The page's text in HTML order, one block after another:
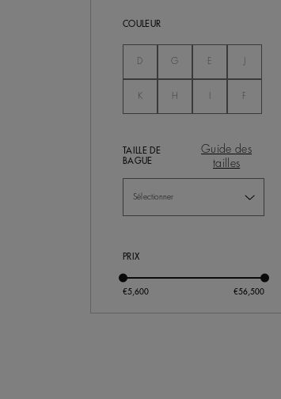
COULEUR
DNon Séléctionné
GNon Séléctionné
E
KNon Séléctionné
H Non Séléctionné
F
TAILLE DE
BAGUE
Guide des
tailles
PRIX